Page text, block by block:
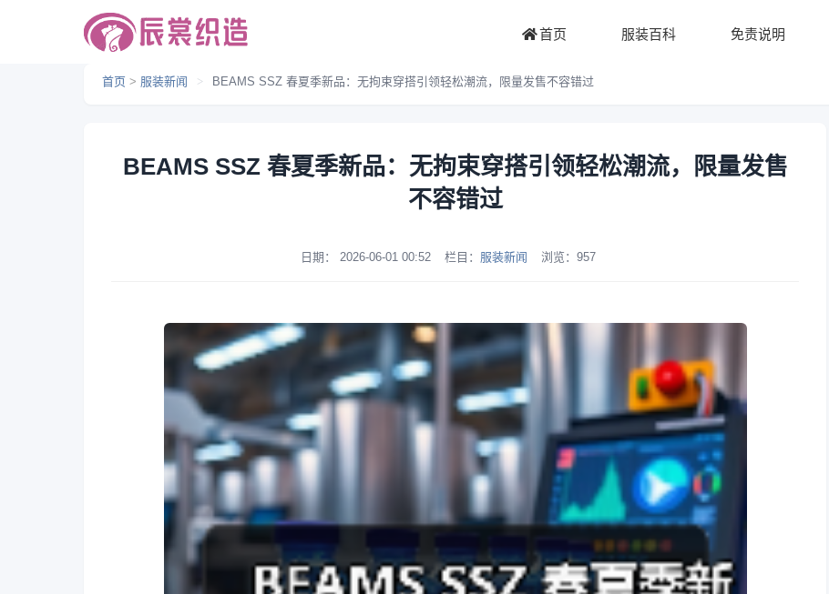
首页 服装百科 免责说明
首页 > 服装新闻 > BEAMS SSZ 春夏季新品：无拘束穿搭引领轻松潮流，限量发售不容错过
BEAMS SSZ 春夏季新品：无拘束穿搭引领轻松潮流，限量发售
不容错过
日期： 2026-06-01 00:52 栏目： 服装新闻 浏览： 957